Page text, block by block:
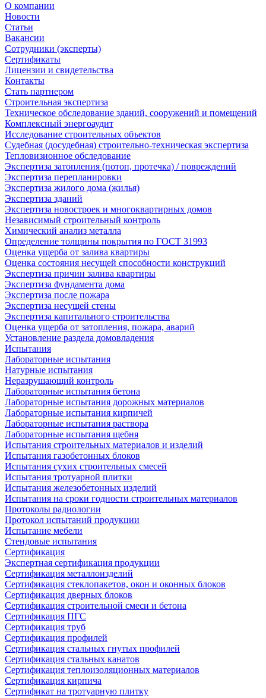
О компании
Новости
Статьи
Вакансии
Сотрудники (эксперты)
Сертификаты
Лицензии и свидетельства
Контакты
Стать партнером
Строительная экспертиза
Техническое обследование зданий, сооружений и помещений
Комплексный энергоаудит
Исследование строительных объектов
Судебная (досудебная) строительно-техническая экспертиза
Тепловизионное обследование
Экспертиза затопления (потоп, протечка) / повреждений
Экспертиза перепланировки
Экспертиза жилого дома (жилья)
Экспертиза зданий
Экспертиза новостроек и многоквартирных домов
Независимый строительный контроль
Химический анализ металла
Определение толщины покрытия по ГОСТ 31993
Оценка ущерба от залива квартиры
Оценка состояния несущей способности конструкций
Экспертиза причин залива квартиры
Экспертиза фундамента дома
Экспертиза после пожара
Экспертиза несущей стены
Экспертиза капитального строительства
Оценка ущерба от затопления, пожара, аварий
Установление раздела домовладения
Испытания
Лабораторные испытания
Натурные испытания
Неразрушающий контроль
Лабораторные испытания бетона
Лабораторные испытания дорожных материалов
Лабораторные испытания кирпичей
Лабораторные испытания раствора
Лабораторные испытания щебня
Испытания строительных материалов и изделий
Испытания газобетонных блоков
Испытания сухих строительных смесей
Испытания тротуарной плитки
Испытания железобетонных изделий
Испытания на сроки годности строительных материалов
Протоколы радиологии
Протокол испытаний продукции
Испытание мебели
Стендовые испытания
Сертификация
Экспертная сертификация продукции
Сертификация металлоизделий
Сертификация стеклопакетов, окон и оконных блоков
Сертификация дверных блоков
Сертификация строительной смеси и бетона
Сертификация ПГС
Сертификация труб
Сертификация профилей
Сертификация стальных гнутых профилей
Сертификация стальных канатов
Сертификация теплоизоляционных материалов
Сертификация кирпича
Сертификат на тротуарную плитку